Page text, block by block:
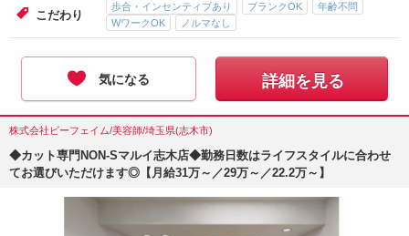
こだわり
歩合・インセンティブあり ブランクOK
年齢不問
WワークOK
ノルマなし
気になる 詳細を見る
株式会社ビーフェイム/美容師/埼玉県(志木市)
◆カット専門NON-Sマルイ志木店◆勤務日数はライフスタイルに合わせ
てお選びいただけます◎【月給31万～／29万～／22.2万～】